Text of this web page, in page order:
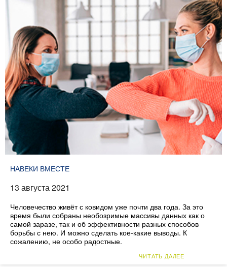
НАВЕКИ ВМЕСТЕ
13 августа 2021
Человечество живёт с ковидом уже почти два года. За это
время были собраны необозримые массивы данных как о
самой заразе, так и об эффективности разных способов
борьбы с нею. И можно сделать кое-какие выводы. К
сожалению, не особо радостные.
ЧИТАТЬ ДАЛЕЕ